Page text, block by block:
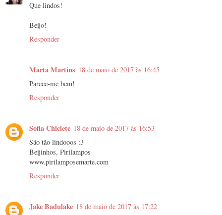
Que lindos!
Beijo!
Responder
Marta Martins 18 de maio de 2017 às 16:45
Parece-me bem!
Responder
Sofia Chiclete 18 de maio de 2017 às 16:53
São tão lindooos :3
Beijinhos, Pirilampos
www.pirilamposemarte.com
Responder
Jake Badulake 18 de maio de 2017 às 17:22